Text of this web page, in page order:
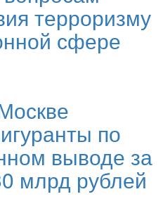
терроризму
сфере
по
выводе за
млрд рублей